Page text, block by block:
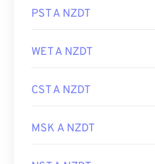
PST A NZDT
WET A NZDT
CST A NZDT
MSK A NZDT